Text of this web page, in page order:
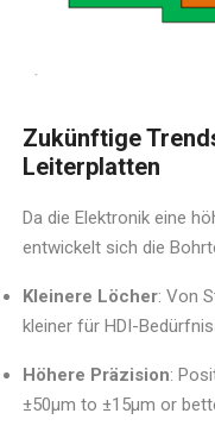
Zukünftige
Leiterplatten
Da die Elektronik eine
entwickelt sich die
Kleinere Löcher: Von
kleiner für HDI-
Höhere Präzision:
±50μm to ±15μm or